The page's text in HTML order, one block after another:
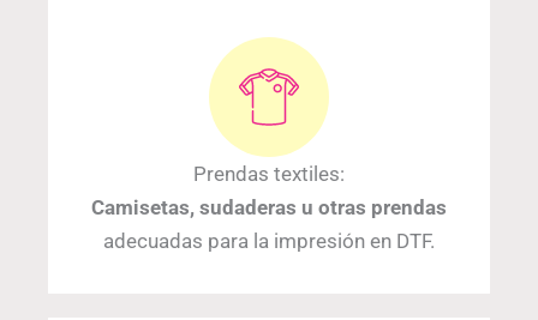
Prendas textiles:
Camisetas, sudaderas u otras prendas
adecuadas para la impresión en DTF.